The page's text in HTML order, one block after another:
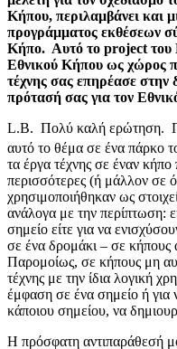
Κήπου, περιλαμβάνει και
προγράμματος εκθέσεων
Κήπο. Αυτό το project του
Εθνικού Κήπου ως χώρος
τέχνης σας επηρέασε στην
πρότασή σας για τον
L.B. Πολύ καλή ερώτηση.
αυτό το θέμα σε ένα πάρκο
τα έργα τέχνης σε έναν κήπο
περισσότερες (ή μάλλον σε
χρησιμοποιήθηκαν ως
ανάλογα με την περίπτωση:
σημείο είτε για να
σε ένα δρομάκι – σε κήπους
Παρομοίως, σε κήπους μη
τέχνης με την ίδια λογική
έμφαση σε ένα σημείο ή
κάποιου σημείου, να
Η πρόσφατη αντιπαράθεσή